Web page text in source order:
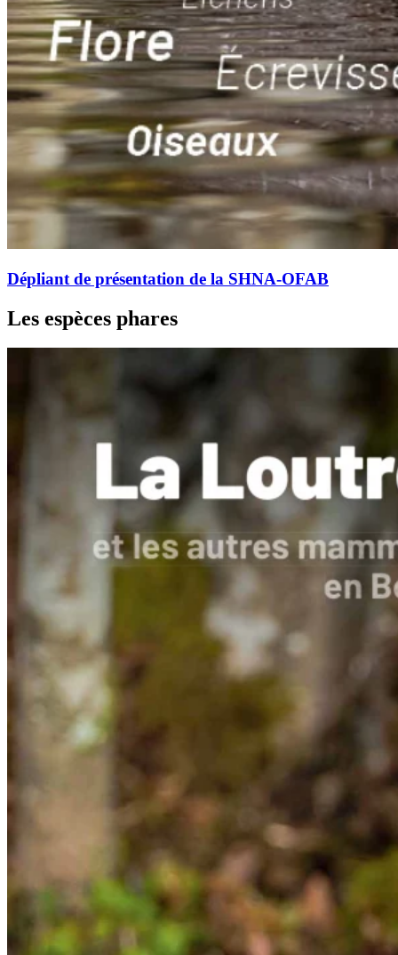
Dépliant de présentation de la SHNA-OFAB
Les espèces phares